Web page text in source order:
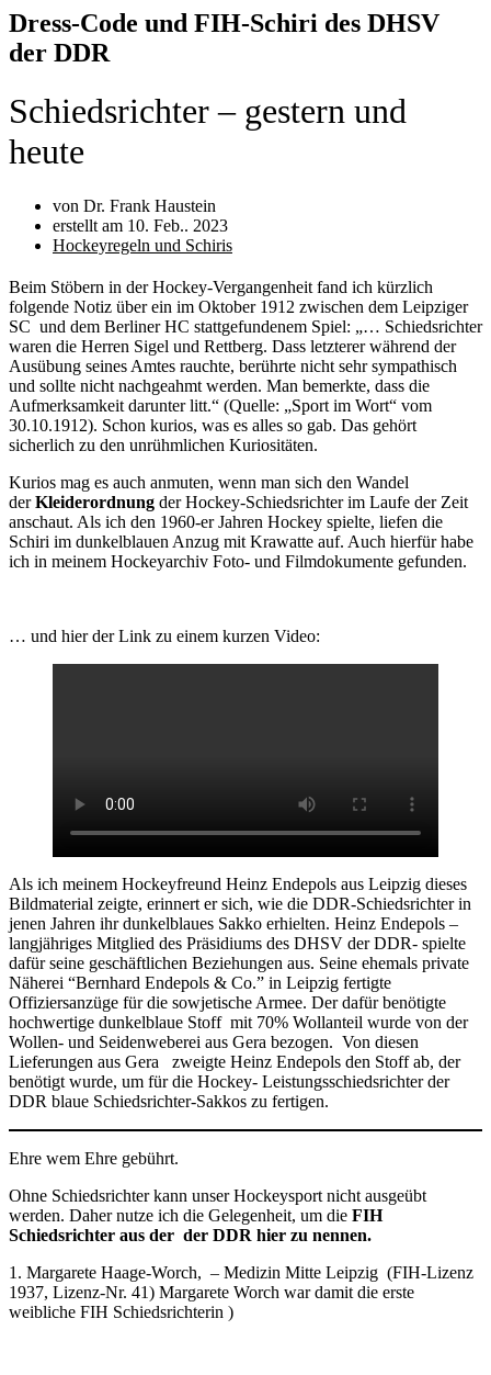
Dress-Code und FIH-Schiri des DHSV
der DDR
Schiedsrichter – gestern und
heute
von Dr. Frank Haustein
erstellt am 10. Feb.. 2023
Hockeyregeln und Schiris
Beim Stöbern in der Hockey-Vergangenheit fand ich kürzlich
folgende Notiz über ein im Oktober 1912 zwischen dem Leipziger
SC und dem Berliner HC stattgefundenem Spiel: „… Schiedsrichter
waren die Herren Sigel und Rettberg. Dass letzterer während der
Ausübung seines Amtes rauchte, berührte nicht sehr sympathisch
und sollte nicht nachgeahmt werden. Man bemerkte, dass die
Aufmerksamkeit darunter litt.“ (Quelle: „Sport im Wort“ vom
30.10.1912). Schon kurios, was es alles so gab. Das gehört
sicherlich zu den unrühmlichen Kuriositäten.
Kurios mag es auch anmuten, wenn man sich den Wandel
derKleiderordnung der Hockey-Schiedsrichter im Laufe der Zeit
anschaut. Als ich den 1960-er Jahren Hockey spielte, liefen die
Schiri im dunkelblauen Anzug mit Krawatte auf. Auch hierfür habe
ich in meinem Hockeyarchiv Foto- und Filmdokumente gefunden.
… und hier der Link zu einem kurzen Video:
Als ich meinem Hockeyfreund Heinz Endepols aus Leipzig dieses
Bildmaterial zeigte, erinnert er sich, wie die DDR-Schiedsrichter in
jenen Jahren ihr dunkelblaues Sakko erhielten. Heinz Endepols –
langjähriges Mitglied des Präsidiums des DHSV der DDR- spielte
dafür seine geschäftlichen Beziehungen aus. Seine ehemals private
Näherei “Bernhard Endepols & Co.” in Leipzig fertigte
Offiziersanzüge für die sowjetische Armee. Der dafür benötigte
hochwertige dunkelblaue Stoff mit 70% Wollanteil wurde von der
Wollen- und Seidenweberei aus Gera bezogen. Von diesen
Lieferungen aus Gera zweigte Heinz Endepols den Stoff ab, der
benötigt wurde, um für die Hockey- Leistungsschiedsrichter der
DDR blaue Schiedsrichter-Sakkos zu fertigen.
Ehre wem Ehre gebührt.
Ohne Schiedsrichter kann unser Hockeysport nicht ausgeübt
werden. Daher nutze ich die Gelegenheit, um die FIH
Schiedsrichter aus der der DDR hier zu nennen.
1. Margarete Haage-Worch, – Medizin Mitte Leipzig (FIH-Lizenz
1937, Lizenz-Nr. 41) Margarete Worch war damit die erste
weibliche FIH Schiedsrichterin )